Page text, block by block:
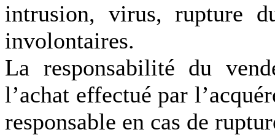
intrusion, virus, rupture
involontaires.
La responsabilité du
l’achat effectué par
responsable en cas de